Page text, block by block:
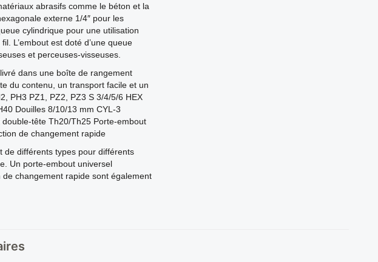
abrasifs comme le béton et la
externe 1/4″ pour les
cylindrique pour une utilisation
L’embout est doté d’une queue
et perceuses-visseuses.
dans une boîte de rangement
du contenu, un transport facile et un
PH3 PZ1, PZ2, PZ3 S 3/4/5/6 HEX
Douilles 8/10/13 mm CYL-3
tête Th20/Th25 Porte-embout
de changement rapide
de différents types pour différents
Un porte-embout universel
changement rapide sont également